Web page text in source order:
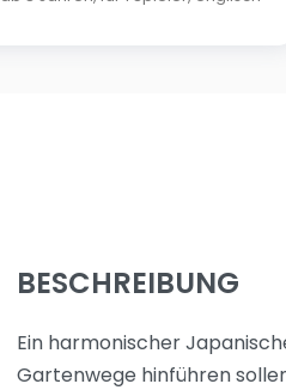
BESCHREIBUNG
Ein harmonischer
Gartenwege hinführen